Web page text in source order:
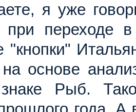
я уже
при переходе
"кнопки"
основе
Рыб.